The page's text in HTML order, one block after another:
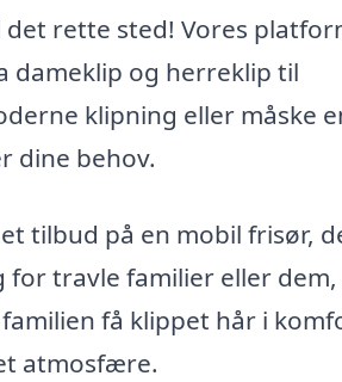
rette sted! Vores
dameklip og herreklip til
klipning eller måske
dine behov.
tilbud på en mobil frisør,
travle familier eller
få klippet hår i
atmosfære.